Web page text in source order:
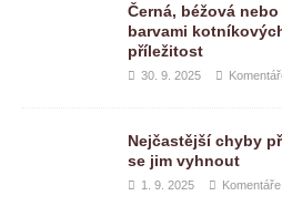
Černá, béžová
barvami
příležitost
30. 9. 2025
Nejčastější chyby
se jim vyhnout
1. 9. 2025